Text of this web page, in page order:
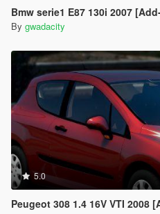
Bmw serie1 E87 130i 2007
By gwadacity
5.0
Peugeot 308 1.4 16V VTI 2008